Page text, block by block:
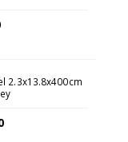
2.3x13.8x400cm